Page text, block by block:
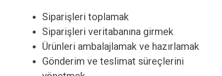
Siparişleri toplamak
Siparişleri veritabanına girmek
Ürünleri ambalajlamak ve hazırlamak
Gönderim ve teslimat süreçlerini